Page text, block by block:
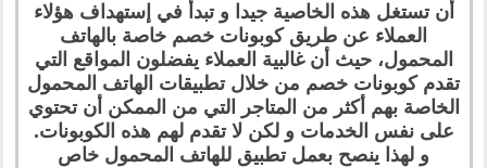
أن تستغل هذه الخاصية جيدا و تبدأ في إستهداف هؤلاء
العملاء عن طريق كوبونات خصم خاصة بالهاتف
المحمول، حيث أن غالبية العملاء يفضلون المواقع التي
تقدم كوبونات خصم من خلال تطبيقات الهاتف المحمول
الخاصة بهم أكثر من المتاجر التي من الممكن أن تحتوي
على نفس الخدمات و لكن لا تقدم لهم هذه الكوبونات.
و لهذا ينصح بعمل تطبيق للهاتف المحمول خاص